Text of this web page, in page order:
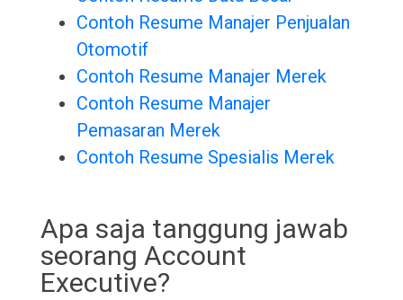
Contoh Resume Manajer Penjualan
Otomotif
Contoh Resume Manajer Merek
Contoh Resume Manajer
Pemasaran Merek
Contoh Resume Spesialis Merek
Apa saja tanggung jawab
seorang Account
Executive?